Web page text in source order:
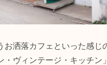
お洒落カフェといった感じ
・ヴィンテージ・キッチン